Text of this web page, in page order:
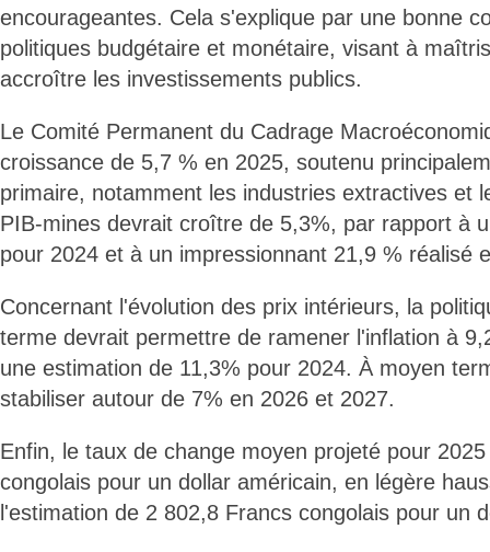
encourageantes. Cela s'explique par une bonne
politiques budgétaire et monétaire, visant à
accroître les investissements publics.
Le Comité Permanent du Cadrage
croissance de 5,7 % en 2025, soutenu
primaire, notamment les industries extractives et
PIB-mines devrait croître de 5,3%, par rapport à
pour 2024 et à un impressionnant 21,9 % réalisé
Concernant l'évolution des prix intérieurs, la
terme devrait permettre de ramener l'inflation à
une estimation de 11,3% pour 2024. À moyen
stabiliser autour de 7% en 2026 et 2027.
Enfin, le taux de change moyen projeté pour
congolais pour un dollar américain, en légère
l'estimation de 2 802,8 Francs congolais pour un